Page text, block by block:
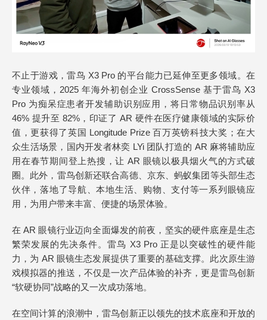
不止于游戏，雷鸟 X3 Pro 的平台能力已延伸至更多领域。在
专业领域，2025 年海外初创企业 CrossSense 基于雷鸟 X3
Pro 为痴呆症患者开发辅助识别应用，将日常物品识别率从
46% 提升至 82%，印证了 AR 硬件在医疗健康领域的实际价
值，更获得了英国 Longitude Prize 百万英镑科技大奖；在大
众生活场景，国内开发者林奕 LYi 团队打造的 AR 麻将辅助应
用在春节期间登上热搜，让 AR 眼镜以极具烟火气的方式破
圈。此外，雷鸟创新还联合高德、京东、蚂蚁集团等头部生态
伙伴，落地了导航、本地生活、购物、支付等一系列眼镜应
用，为用户带来丰富、便捷的场景体验。
在 AR 眼镜行业迈向全面爆发的前夜，坚实的硬件底座是生态
繁荣发展的先决条件。雷鸟 X3 Pro 正是以突破性的硬件能
力，为 AR 眼镜生态发展提供了重要的基础支撑。此次原生游
戏模拟器的推送，不仅是一次产品体验的补齐，更是雷鸟创新
“软硬协同”战略的又一次成功落地。
在空间计算的浪潮中，雷鸟创新正以领先的技术底座和开放的